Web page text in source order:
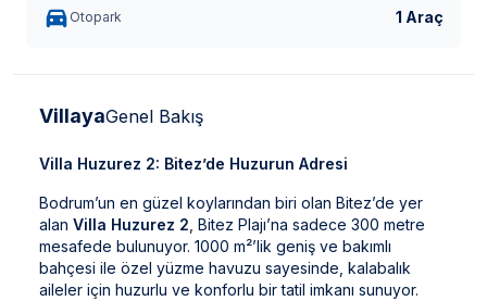
Otopark 1 Araç
VillayaGenel Bakış
Villa Huzurez 2: Bitez’de Huzurun Adresi
Bodrum’un en güzel koylarından biri olan Bitez’de yer
alan Villa Huzurez 2 , Bitez Plajı’na sadece 300 metre
mesafede bulunuyor. 1000 m²’lik geniş ve bakımlı
bahçesi ile özel yüzme havuzu sayesinde, kalabalık
aileler için huzurlu ve konforlu bir tatil imkanı sunuyor.